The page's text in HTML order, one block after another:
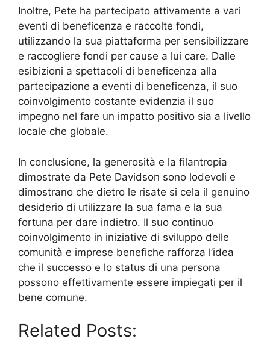
Inoltre, Pete ha partecipato attivamente a vari
eventi di beneficenza e raccolte fondi,
utilizzando la sua piattaforma per sensibilizzare
e raccogliere fondi per cause a lui care. Dalle
esibizioni a spettacoli di beneficenza alla
partecipazione a eventi di beneficenza, il suo
coinvolgimento costante evidenzia il suo
impegno nel fare un impatto positivo sia a livello
locale che globale.
In conclusione, la generosità e la filantropia
dimostrate da Pete Davidson sono lodevoli e
dimostrano che dietro le risate si cela il genuino
desiderio di utilizzare la sua fama e la sua
fortuna per dare indietro. Il suo continuo
coinvolgimento in iniziative di sviluppo delle
comunità e imprese benefiche rafforza l’idea
che il successo e lo status di una persona
possono effettivamente essere impiegati per il
bene comune.
Related Posts: